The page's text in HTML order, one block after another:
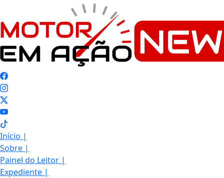
Início |
Sobre |
Painel do Leitor |
Expediente |